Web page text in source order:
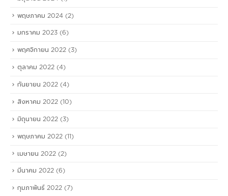
พฤษภาคม 2024 (2)
มกราคม 2023 (6)
พฤศจิกายน 2022 (3)
ตุลาคม 2022 (4)
กันยายน 2022 (4)
สิงหาคม 2022 (10)
มิถุนายน 2022 (3)
พฤษภาคม 2022 (11)
เมษายน 2022 (2)
มีนาคม 2022 (6)
กุมภาพันธ์ 2022 (7)